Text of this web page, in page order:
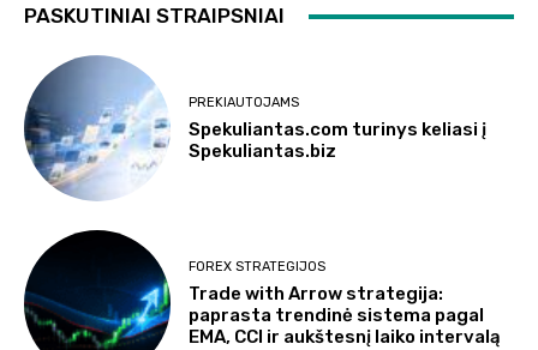
PASKUTINIAI STRAIPSNIAI
PREKIAUTOJAMS
Spekuliantas.com turinys keliasi į
Spekuliantas.biz
FOREX STRATEGIJOS
Trade with Arrow strategija:
paprasta trendinė sistema pagal
EMA, CCI ir aukštesnį laiko intervalą